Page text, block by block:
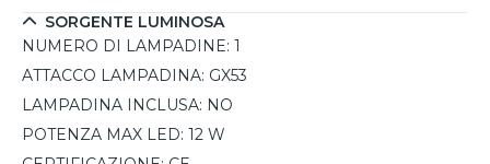
SORGENTE LUMINOSA
NUMERO DI LAMPADINE: 1
ATTACCO LAMPADINA: GX53
LAMPADINA INCLUSA: NO
POTENZA MAX LED: 12 W